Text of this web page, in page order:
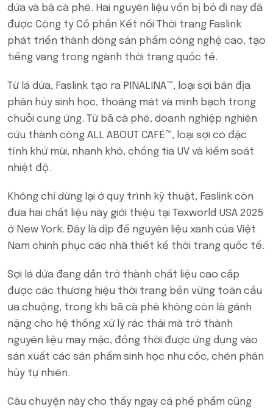
dứa và bã cà phê. Hai nguyên liệu vốn bị bỏ đi nay đã
được Công ty Cổ phần Kết nối Thời trang Faslink
phát triển thành dòng sản phẩm công nghệ cao, tạo
tiếng vang trong ngành thời trang quốc tế.
Từ lá dứa, Faslink tạo ra PINALINA™, loại sợi bản địa
phân hủy sinh học, thoáng mát và minh bạch trong
chuỗi cung ứng. Từ bã cà phê, doanh nghiệp nghiên
cứu thành công ALL ABOUT CAFÉ™, loại sợi có đặc
tính khử mùi, nhanh khô, chống tia UV và kiểm soát
nhiệt độ.
Không chỉ dừng lại ở quy trình kỹ thuật, Faslink còn
đưa hai chất liệu này giới thiệu tại Texworld USA 2025
ở New York. Đây là dịp để nguyên liệu xanh của Việt
Nam chinh phục các nhà thiết kế thời trang quốc tế.
Sợi lá dứa đang dần trở thành chất liệu cao cấp
được các thương hiệu thời trang bền vững toàn cầu
ưa chuộng, trong khi bã cà phê không còn là gánh
nặng cho hệ thống xử lý rác thải mà trở thành
nguyên liệu may mặc, đồng thời được ứng dụng vào
sản xuất các sản phẩm sinh học như cốc, chén phân
hủy tự nhiên.
Câu chuyện này cho thấy ngay cả phế phẩm cũng